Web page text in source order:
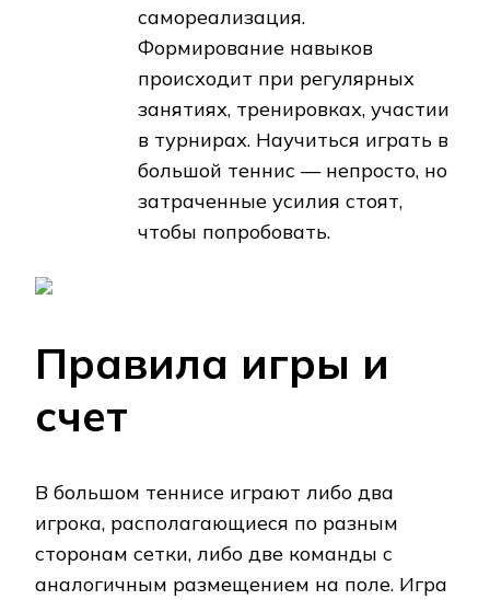
самореализация.
Формирование навыков
происходит при регулярных
занятиях, тренировках, участии
в турнирах. Научиться играть в
большой теннис — непросто, но
затраченные усилия стоят,
чтобы попробовать.
Правила игры и
счет
В большом теннисе играют либо два
игрока, располагающиеся по разным
сторонам сетки, либо две команды с
аналогичным размещением на поле. Игра